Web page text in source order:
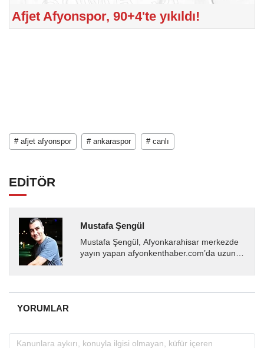
Afjet Afyonspor, 90+4'te yıkıldı!
# afjet afyonspor # ankaraspor # canlı
EDİTÖR
Mustafa Şengül
Mustafa Şengül, Afyonkarahisar merkezde
yayın yapan afyonkenthaber.com’da uzun
almakta, haber akışı...
YORUMLAR